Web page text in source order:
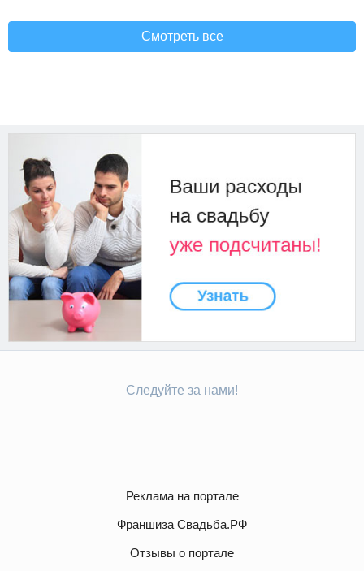
Смотреть все
Следуйте за нами!
Реклама на портале
Франшиза Свадьба.РФ
Отзывы о портале